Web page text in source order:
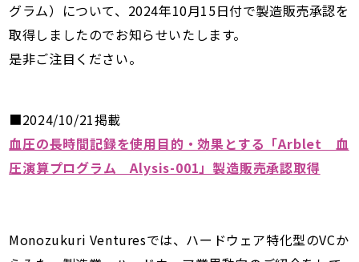
グラム）について、2024年10月15日付で製造販売承認を
取得しましたのでお知らせいたします。
是非ご注目ください。
■2024/10/21掲載
血圧の長時間記録を使用目的・効果とする「Arblet 血
圧演算プログラム Alysis-001」製造販売承認取得
Monozukuri Venturesでは、ハードウェア特化型のVCか